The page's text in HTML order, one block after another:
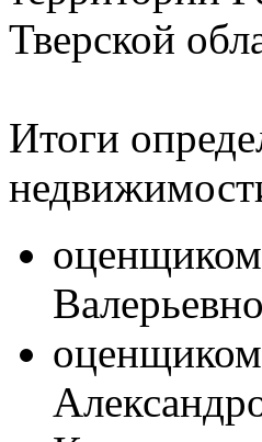
Тверской
Итоги